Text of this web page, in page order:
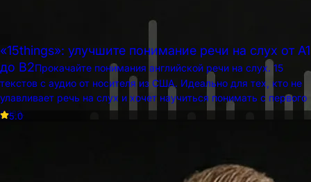
Бесплатно
5.0
«15things»: улучшите понимание речи на слух от A1
до B2Прокачайте понимания английской речи на слух. 15
текстов с аудио от носителя из США. Идеально для тех, кто не
улавливает речь на слух и хочет научиться понимать с первого
раза.